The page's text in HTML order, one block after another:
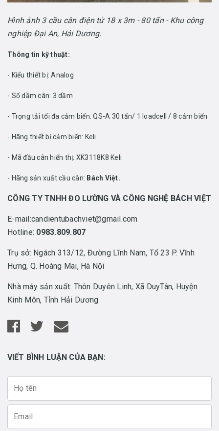
Hình ảnh 3 cầu cân điện tử 18 x 3m - 80 tấn - Khu công
nghiệp Đại An, Hải Dương.
Thông tin kỹ thuật:
- Kiểu thiết bị: Analog
- Số dầm cân: 3 dầm
- Trọng tải tối đa cảm biến: QS-A 30 tấn/ 1 loadcell / 8 cảm biến
- Hãng thiết bị cảm biến: Keli
- Mã đầu cân hiển thị: XK3118K8 Keli
- Hãng sản xuất cầu cân: Bách Việt.
CÔNG TY TNHH ĐO LƯỜNG VÀ CÔNG NGHỆ BÁCH VIỆT
E-mail:candientubachviet@gmail.com
Hotline: 0983.809.807
Trụ sở: Ngách 313/12, Đường Lĩnh Nam, Tổ 23 P. Vĩnh
Hưng, Q. Hoàng Mai, Hà Nội
Nhà máy sản xuất: Thôn Duyên Linh, Xã DuyTân, Huyện
Kinh Môn, Tỉnh Hải Dương
VIẾT BÌNH LUẬN CỦA BẠN: